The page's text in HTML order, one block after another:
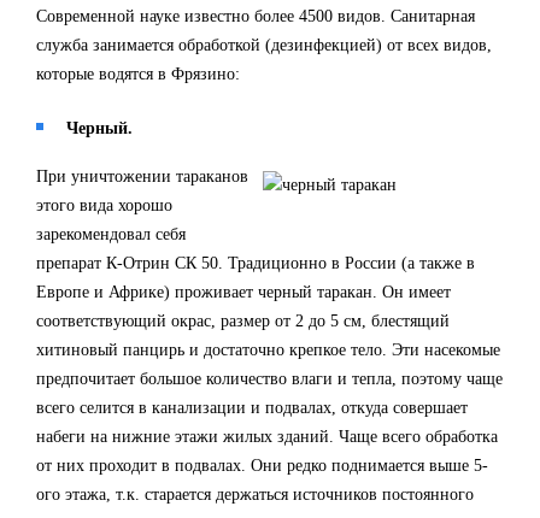
Современной науке известно более 4500 видов. Санитарная
служба занимается обработкой (дезинфекцией) от всех видов,
которые водятся в Фрязино:
Черный.
При уничтожении тараканов
этого вида хорошо
зарекомендовал себя
препарат К-Отрин СК 50. Традиционно в России (а также в
Европе и Африке) проживает черный таракан. Он имеет
соответствующий окрас, размер от 2 до 5 см, блестящий
хитиновый панцирь и достаточно крепкое тело. Эти насекомые
предпочитает большое количество влаги и тепла, поэтому чаще
всего селится в канализации и подвалах, откуда совершает
набеги на нижние этажи жилых зданий. Чаще всего обработка
от них проходит в подвалах. Они редко поднимается выше 5-
ого этажа, т.к. старается держаться источников постоянного